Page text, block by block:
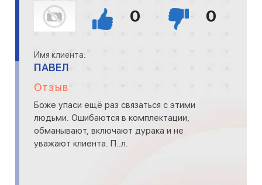
0 0
Имя клиента:
ПАВЕЛ
Отзыв
Боже упаси ещё раз связаться с этими
людьми. Ошибаются в комплектации,
обманывают, включают дурака и не
уважают клиента. П..л.